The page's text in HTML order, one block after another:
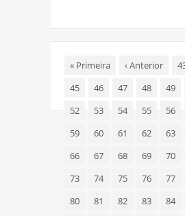
« Primeira ‹Anterior
45
46 47 48 49
52
53 54 55 56
59
60 61 62 63
66
67 68 69 70
73
74 75 76 77
80
81 82 83 84